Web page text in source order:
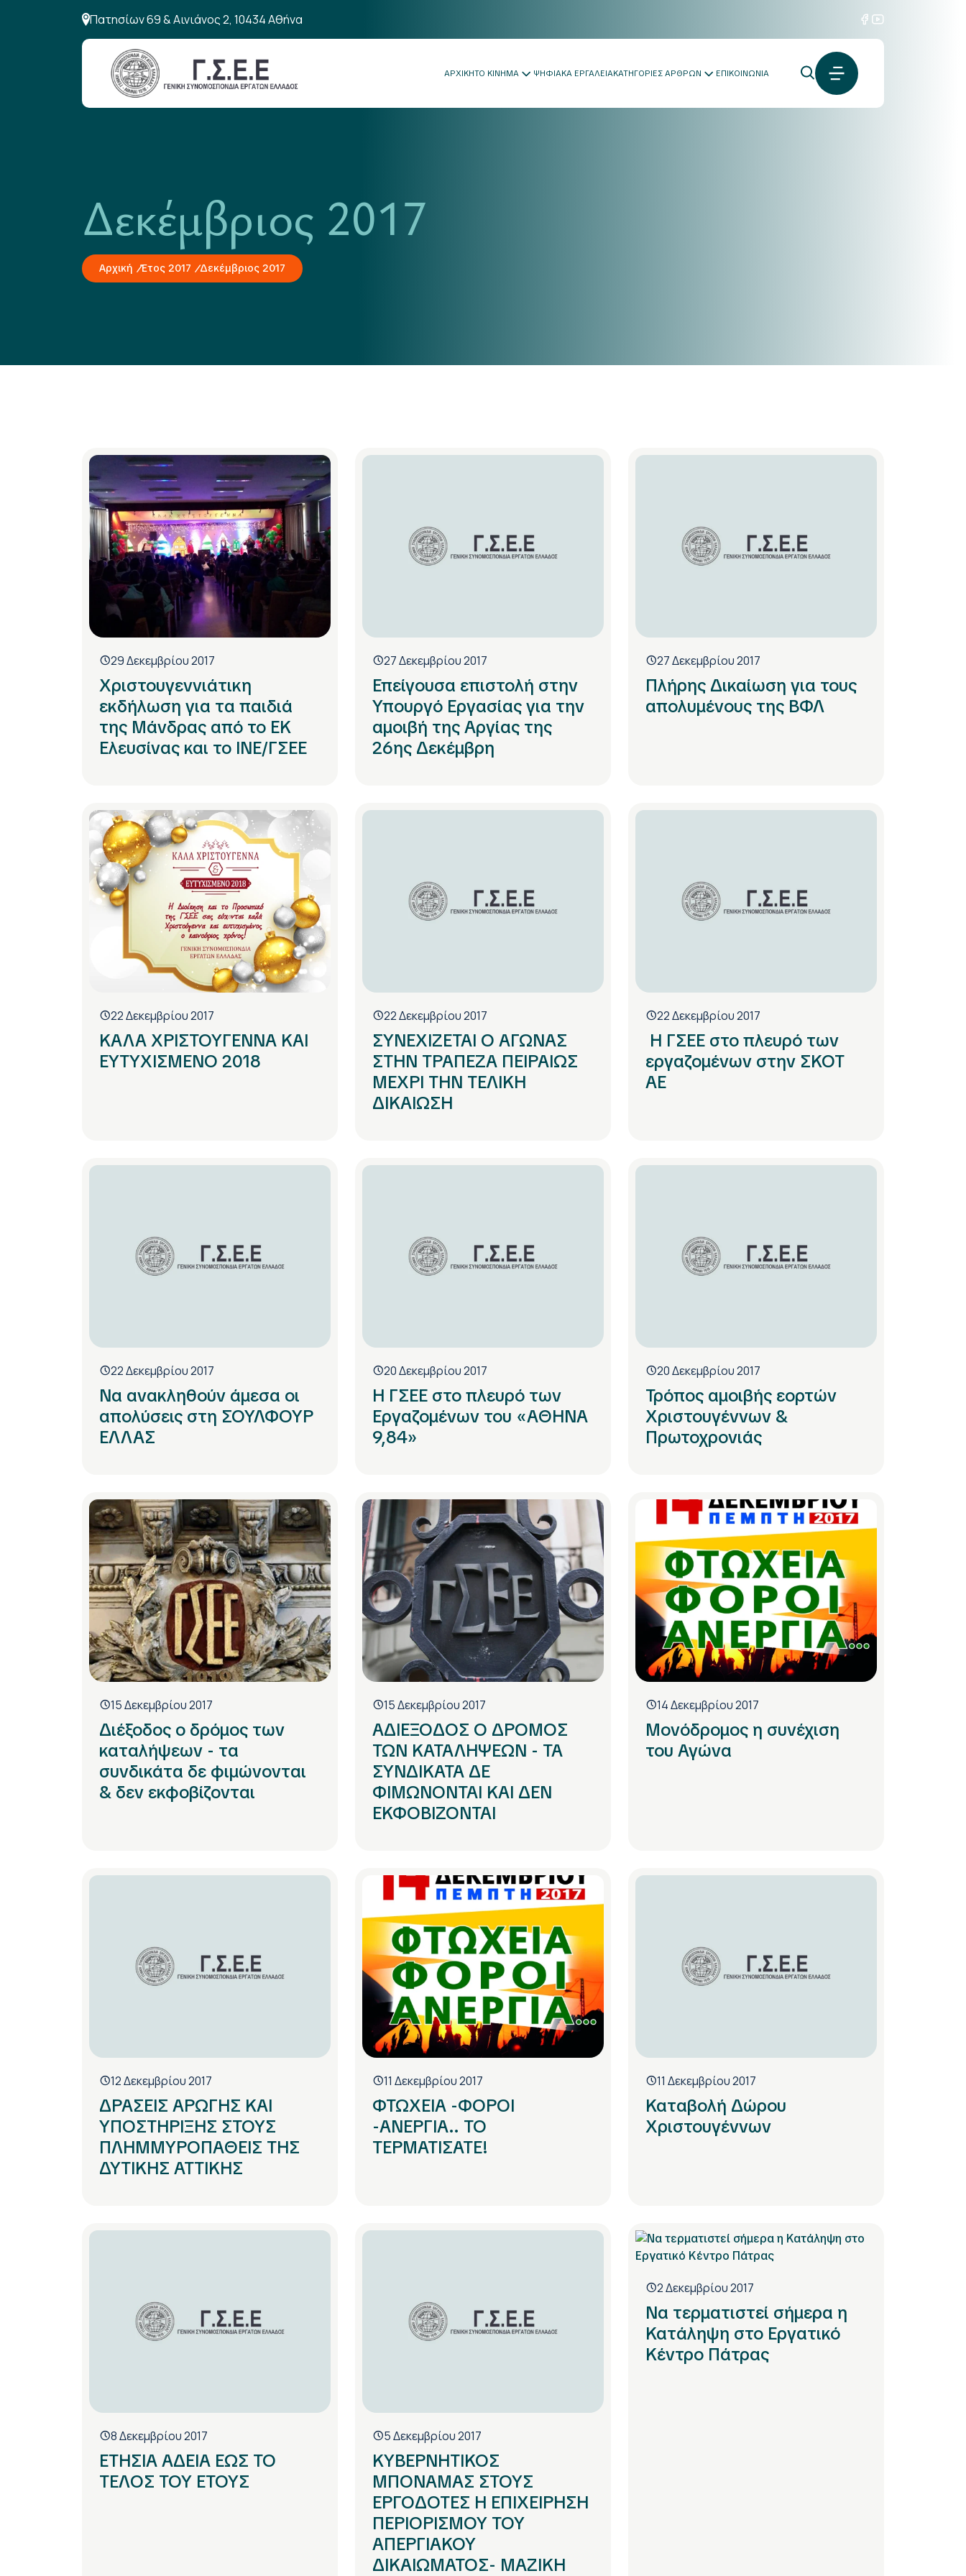
Πατησίων 69 & Αινιάνος 2, 10434 Αθήνα
ΑΡΧΙΚΗΤΟ ΚΙΝΗΜΑ ΨΗΦΙΑΚΑ ΕΡΓΑΛΕΙΑΚΑΤΗΓΟΡΙΕΣ ΑΡΘΡΩΝ ΕΠΙΚΟΙΝΩΝΙΑ
Δεκέμβριος 2017
Αρχική Έτος 2017 Δεκέμβριος 2017
29 Δεκεμβρίου 2017
Χριστουγεννιάτικη
εκδήλωση για τα παιδιά
της Μάνδρας από το ΕΚ
Ελευσίνας και το ΙΝΕ/ΓΣΕΕ
27 Δεκεμβρίου 2017
Επείγουσα επιστολή στην
Υπουργό Εργασίας για την
αμοιβή της Αργίας της
26ης Δεκέμβρη
27 Δεκεμβρίου 2017
Πλήρης Δικαίωση για τους
απολυμένους της ΒΦΛ
22 Δεκεμβρίου 2017
ΚΑΛΑ ΧΡΙΣΤΟΥΓΕΝΝΑ ΚΑΙ
ΕΥΤΥΧΙΣΜΕΝΟ 2018
22 Δεκεμβρίου 2017
ΣΥΝΕΧΙΖΕΤΑΙ Ο ΑΓΩΝΑΣ
ΣΤΗΝ ΤΡΑΠΕΖΑ ΠΕΙΡΑΙΩΣ
ΜΕΧΡΙ ΤΗΝ ΤΕΛΙΚΗ
ΔΙΚΑΙΩΣΗ
22 Δεκεμβρίου 2017
Η ΓΣΕΕ στο πλευρό των
εργαζομένων στην ΣΚΟΤ
ΑΕ
22 Δεκεμβρίου 2017
Να ανακληθούν άμεσα οι
απολύσεις στη ΣΟΥΛΦΟΥΡ
ΕΛΛΑΣ
20 Δεκεμβρίου 2017
Η ΓΣΕΕ στο πλευρό των
Εργαζομένων του «ΑΘΗΝΑ
9,84»
20 Δεκεμβρίου 2017
Τρόπος αμοιβής εορτών
Χριστουγέννων &
Πρωτοχρονιάς
15 Δεκεμβρίου 2017
Διέξοδος ο δρόμος των
καταλήψεων - τα
συνδικάτα δε φιμώνονται
& δεν εκφοβίζονται
15 Δεκεμβρίου 2017
ΑΔΙΕΞΟΔΟΣ Ο ΔΡΟΜΟΣ
ΤΩΝ ΚΑΤΑΛΗΨΕΩΝ - ΤΑ
ΣΥΝΔΙΚΑΤΑ ΔΕ
ΦΙΜΩΝΟΝΤΑΙ ΚΑΙ ΔΕΝ
ΕΚΦΟΒΙΖΟΝΤΑΙ
14 Δεκεμβρίου 2017
Μονόδρομος η συνέχιση
του Αγώνα
12 Δεκεμβρίου 2017
ΔΡΑΣΕΙΣ ΑΡΩΓΗΣ ΚΑΙ
ΥΠΟΣΤΗΡΙΞΗΣ ΣΤΟΥΣ
ΠΛΗΜΜΥΡΟΠΑΘΕΙΣ ΤΗΣ
ΔΥΤΙΚΗΣ ΑΤΤΙΚΗΣ
11 Δεκεμβρίου 2017
ΦΤΩΧΕΙΑ -ΦΟΡΟΙ
-ΑΝΕΡΓΙΑ.. ΤΟ
ΤΕΡΜΑΤΙΣΑΤΕ!
11 Δεκεμβρίου 2017
Καταβολή Δώρου
Χριστουγέννων
8 Δεκεμβρίου 2017
ΕΤΗΣΙΑ ΑΔΕΙΑ ΕΩΣ ΤΟ
ΤΕΛΟΣ ΤΟΥ ΕΤΟΥΣ
5 Δεκεμβρίου 2017
ΚΥΒΕΡΝΗΤΙΚΟΣ
ΜΠΟΝΑΜΑΣ ΣΤΟΥΣ
ΕΡΓΟΔΟΤΕΣ Η ΕΠΙΧΕΙΡΗΣΗ
ΠΕΡΙΟΡΙΣΜΟΥ ΤΟΥ
ΑΠΕΡΓΙΑΚΟΥ
ΔΙΚΑΙΩΜΑΤΟΣ- ΜΑΖΙΚΗ
2 Δεκεμβρίου 2017
Να τερματιστεί σήμερα η
Κατάληψη στο Εργατικό
Κέντρο Πάτρας